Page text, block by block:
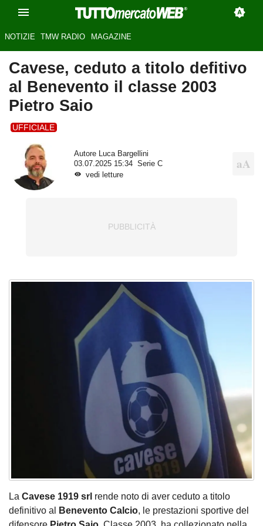
NOTIZIE TMW RADIO MAGAZINE
Cavese, ceduto a titolo defitivo
al Benevento il classe 2003
Pietro Saio
UFFICIALE
Autore Luca Bargellini
03.07.2025 15:34
Serie C
vedi letture
La Cavese 1919 srl rende noto di aver ceduto a titolo
definitivo al
Benevento Calcio, le prestazioni sportive del